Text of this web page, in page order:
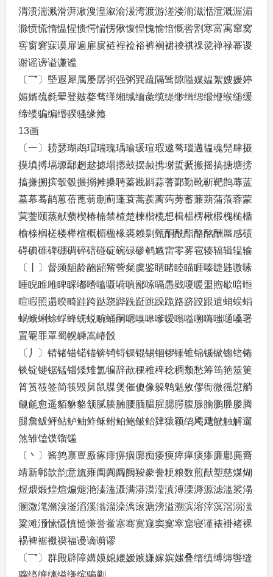
渭溃湍溅滑湃湫溲湟溆渝湲湾渡游溠溇湔滋湉渲溉渥湄
滁愤慌惰愠惺愦愕惴愣愀愎惶愧愉愔慨喾割寒富寓窜窝
窖窗窘寐谟扉遍雇扊裢裎裣裕裤裥裙祾祺祼谠禅禄幂谡
谢谣谤谥谦谧
〔乛〕塈遐犀属屡孱弼强粥巽疏隔骘隙隘媒媪絮嫂媛婷
媚婿巯毵翚登皴婺骛缂缃缄缅彘缆缇缈缉缌缎缏缑缒缓
缔缕骗编缗骙骚缘飨
13画
〔一〕耢瑟瑚鹉瑁瑞瑰瑀瑜瑗瑄瑕遨骜瑙遘韫魂髡肆摄
摸填搏塥塬鄢趔趑摅塌摁鼓摆赪携塮蜇搋搬摇搞搪塘搒
搐搛搠摈彀毂搌搦摊搡聘蓁戡斟蒜蓍鄞勤靴靳靶鹊蓐蓝
墓幕蓦鹋蒽蓓蓖蓊蒯蓟蓬蓑蒿蒺蓠蒟蒡蓄蒹蒴蒲蒗蓉蒙
蓂蓥颐蒸献蓣楔椿楠禁楂楚楝楷榄想楫榀楞楸椴槐槌楯
榆榇榈槎楼榉楦概楣楹椽裘赖剽甄酮酰酯酪酩酬蜃感碛
碍碘碓碑硼碉碎碚碰碇碗碌碜鹌尴雷零雾雹辏辐辑辒输
〔丨〕督频龃龄龅龆觜訾粲虞鉴睛睹睦瞄睚嗪睫韪嗷嗉
睡睨睢雎睥睬嘟嗜嗑嗫嗬嗔鄙嗦嗝愚戥嗄暖盟煦歇暗暅
暄暇照遢暌畸跬跨跶跷跸跣跹跳跺跪路跻跤跟遣蛸蜈蜎
蜗蛾蜊蜍蜉蜂蜣蜕畹蛹嗣嗯嗅嗥嗲嗳嗡嗌嗍嗨嗤嗵嗓署
置罨罪罩蜀幌嵊嵩嵴骰
〔丿〕锖锗错锘锚锛锜锝锞锟锡锢锣锤锥锦锧锨锪锫锩
锬锭键锯锰锱矮雉氲犏辞歃稞稚稗稔稠颓愁筹筠筢筮筻
筲筼筱签简筷毁舅鼠牒煲催傻像躲鹎魁敫僇衙微徭愆艄
觎毹愈遥貊貅貉颔腻腠腩腰腼腽腥腮腭腹腺腧鹏塍媵腾
腿詹鲅鲆鲇鲈鲉鲊稣鲋鲌鲍鲏鲐肄猿颖鹐飔飕觥触解遛
煞雏馌馍馏馐
〔丶〕酱鹑禀亶廒瘃痱痹痼廓痴痿瘐瘁瘅痰瘆廉鄘麂裔
靖新鄣歆韵意旒雍阖阗阘阙羧豢誊粳粮数煎猷塑慈煤煳
煜煨煅煌煊煸煺滟溱溘滠满漭漠滢滇溥溧溽源滤滥裟溻
溷溦滗滫溴滏滔溪滃溜滦漓滚溏滂溢溯滨溶滓溟滘溺滍
粱滩滪愫慑慎慥慊誉鲎塞骞寞窥窦窠窣窟寝谨裱褂褚裸
裼裨裾裰禊福谩谪谫谬
〔乛〕群殿辟障媾嫫媳媲嫒嫉嫌嫁嫔媸叠缙缜缚缛辔缝
骝缟缠缡缢缣缤骟剿